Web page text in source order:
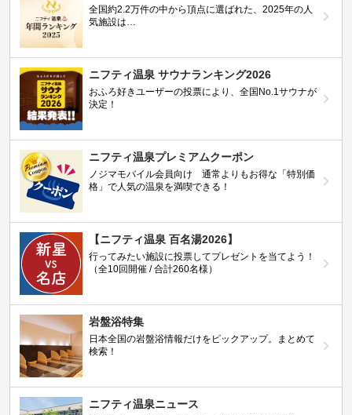
全国約2.2万件の中から頂点に選ばれた、2025年の人
気施設は…
ニフティ温泉 サウナランキング2026
おふろ好きユーザーの投票により、全国No.1サウナが
決定！
ニフティ温泉プレミアムクーポン
ノジマモバイル会員向け 通常よりもお得な「特別価
格」で人気の温泉を満喫できる！
【ニフティ温泉 百名湯2026】
行ってみたい施設に投票してプレゼントを当てよう！
（全10回開催 / 合計260名様）
岩盤浴特集
日本全国の岩盤浴情報だけをピックアップ。まとめて
検索！
ニフティ温泉ニュース